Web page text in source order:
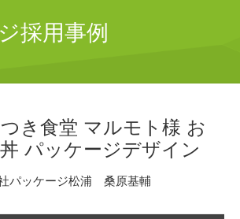
採用事例
き食堂 マルモト様 お
パッケージデザイン
パッケージ松浦 桑原基輔